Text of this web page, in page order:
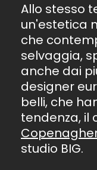
Allo stesso
un'estetica
che
selvaggia,
anche dai
designer
belli, che
tendenza, il
studio BIG.